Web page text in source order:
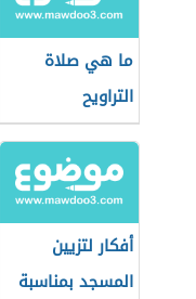
ما هي صلاة
التراويح
أفكار لتزيين
المسجد بمناسبة